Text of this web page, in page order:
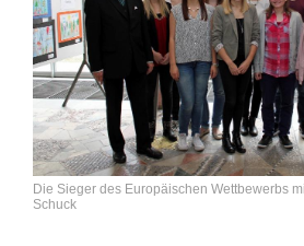
Die Sieger des Europäischen Wettbewerbs
Schuck